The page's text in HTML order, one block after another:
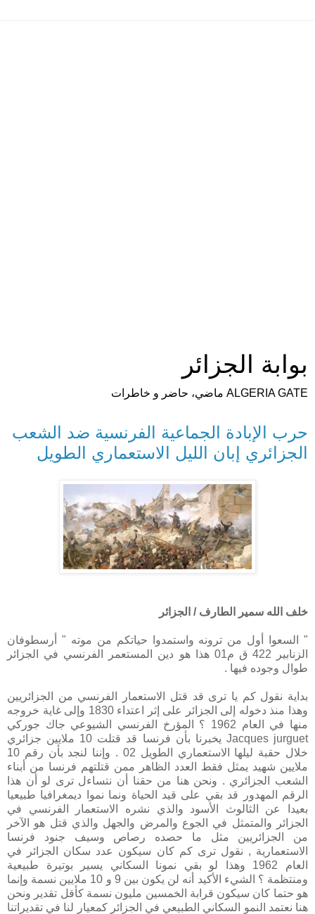
بوابة الجزائر
ALGERIA GATE ماضي، حاضر و خاطرات
حرب الإبادة الجماعية الفرنسية ضد الشعب
الجزائري إبان الليل الاستعماري الطويل
خلف الله سمير الطارف / الجزائر
" السعوا أول من ترونه واستمدوا حياتكم من موته " أرسطوفان
الزنابير 422 ق م01 هذا هو دين المستعمر الفرنسي في الجزائر
طوال وجوده فيها .
بداية نقول كم يا ترى قد قتل الاستعمار الفرنسي من الجزائريين
وهذا منذ دخوله إلى الجزائر على إثر اعتداء 1830 وإلى غاية خروجه
منها في العام 1962 ؟ المؤرخ الفرنسي الشيوعي جاك جوركي
Jacques jurguet يخبرنا بأن فرنسا قد قتلت 10 ملايين جزائري
خلال حقبة ليلها الاستعماري الطويل 02 . وإننا لنجد بأن رقم 10
ملايين شهيد يمثل فقط العدد الظاهر ممن قتلتهم فرنسا من أبناء
الشعب الجزائري . ونحن هنا من حقنا أن نتساءل ترى لو أن هذا
الرقم المهدور قد بقي على قيد الحياة ونما نموا ديمغرافيا طبيعيا
بعيدا عن الثالوث الأسود والذي نشره الاستعمار الفرنسي في
الجزائر والمتمثل في الجوع والمرض والجهل والذي قتل هو الآخر
من الجزائريين مثل ما حصده رصاص وسيف جنود فرنسا
الاستعمارية , نقول ترى كم كان سيكون عدد سكان الجزائر في
العام 1962 وهذا لو بقي نمونا السكاني يسير بوتيرة طبيعية
ومنتظمة ؟ الشيء الأكيد أنه لن يكون بين 9 و 10 ملايين نسمة وإنما
هو حتما كان سيكون قرابة الخمسين مليون نسمة كأقل تقدير ونحن
هنا نعتمد النمو السكاني الطبيعي في الجزائر كمعيار لنا في تقديراتنا